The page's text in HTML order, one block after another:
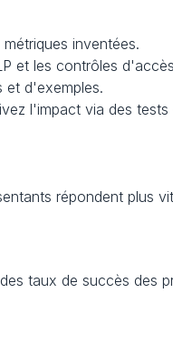
inventées.
et les contrôles
et d'exemples.
l'impact via des tests
répondent plus
taux de succès des